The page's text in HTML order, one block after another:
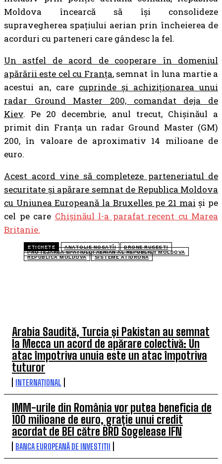
Moldova încearcă să își consolideze
supravegherea spațiului aerian prin încheierea de
acorduri cu parteneri care gândesc la fel.
Un astfel de acord de cooperare în domeniul
apărării este cel cu Franța, semnat în luna martie a
acestui an, care cuprinde și achiziționarea unui
radar Ground Master 200, comandat deja de
Kiev. Pe 20 decembrie, anul trecut, Chișinăul a
primit din Franța un radar Ground Master (GM)
200, în valoare de aproximativ 14 milioane de
euro.
Acest acord vine să completeze parteneriatul de
securitate și apărare semnat de Republica Moldova
cu Uniunea Europeană la Bruxelles pe 21 mai și pe
cel pe care Chișinăul l-a parafat recent cu Marea
Britanie.
ETICHETE ANATOLIE NOSATÎI
DRONE RUSESTI
PROTEJAREA SPATIULUI AERIAN AL REPUBLICII MOLDOVA
REPUBLICA MOLDOVA
SISTEME ATIDRONA
Arabia Saudită, Turcia și Pakistan au semnat
la Mecca un acord de apărare colectivă: Un
atac împotriva unuia este un atac împotriva
tuturor
INTERNAȚIONAL
IMM-urile din România vor putea beneficia de
100 milioane de euro, grație unui credit
acordat de BEI către BRD Sogelease IFN
BANCA EUROPEANĂ DE INVESTIȚII